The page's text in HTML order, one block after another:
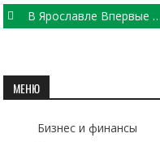
PostВ Ярославле Впервые Провели Операцию По Излечению Сердечной Аритмии
МЕНЮ
Бизнес и финансы